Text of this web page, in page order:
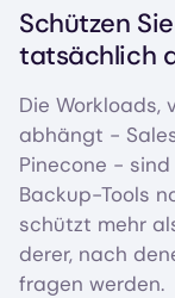
Schützen
tatsächlich
Die Workloads,
abhängt -
Pinecone -
Backup-Tools
schützt mehr
derer, nach
fragen werden.